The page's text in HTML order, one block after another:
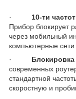
· 10-ти
Прибор блокирует
через мобильный
компьютерные
· Блокировка
современных
стандартной
скоростную и